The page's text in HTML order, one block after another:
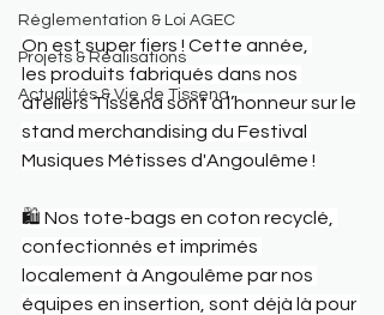
Réglementation & Loi AGEC
Projets & Réalisations
Actualités & Vie de Tissena
On est super fiers ! Cette année,
les produits fabriqués dans nos
ateliers Tisséna sont à l’honneur sur le
stand merchandising du Festival
Musiques Métisses d'Angoulême !
🛍️ Nos tote-bags en coton recyclé,
confectionnés et imprimés
localement à Angoulême par nos
équipes en insertion, sont déjà là pour